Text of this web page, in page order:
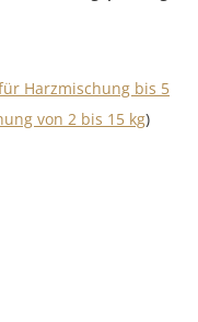
Harzmischung bis 5
von 2 bis 15 kg)